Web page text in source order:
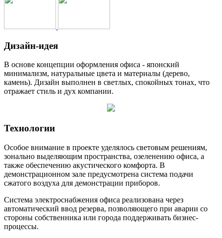
Дизайн-идея
В основе концепции оформления офиса - японский
минимализм, натуральные цвета и материалы (дерево,
камень). Дизайн выполнен в светлых, спокойных тонах, что
отражает стиль и дух компании.
Технологии
Особое внимание в проекте уделялось световым решениям,
зонально выделяющим пространства, озеленению офиса, а
также обеспечению акустического комфорта. В
демонстрационном зале предусмотрена система подачи
сжатого воздуха для демонстрации приборов.
Система электроснабжения офиса реализована через
автоматический ввод резерва, позволяющего при аварии со
стороны собственника или города поддерживать бизнес-
процессы.